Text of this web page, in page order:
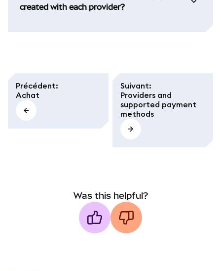
created with each provider?
Précédent:
Achat
Suivant:
Providers and
supported payment
methods
Was this helpful?